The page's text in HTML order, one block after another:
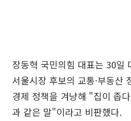
장동혁 국민의힘 대표는 30일
서울시장 후보의 교통·부동산
경제 정책을 겨냥해 "집이 좁
과 같은 말"이라고 비판했다.